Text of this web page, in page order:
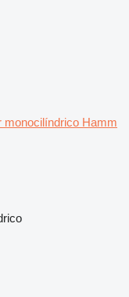
monocilíndrico Hamm